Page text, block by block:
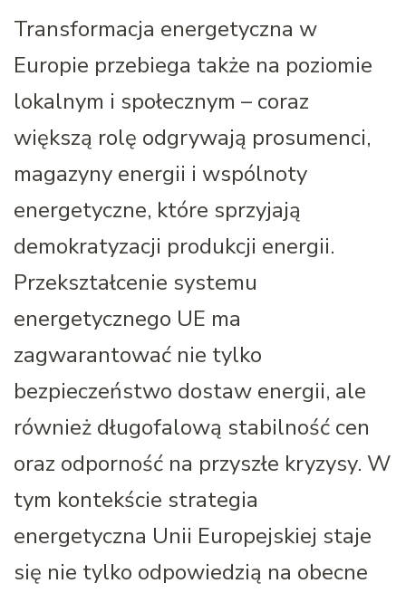
Transformacja energetyczna w
Europie przebiega także na poziomie
lokalnym i społecznym – coraz
większą rolę odgrywają prosumenci,
magazyny energii i wspólnoty
energetyczne, które sprzyjają
demokratyzacji produkcji energii.
Przekształcenie systemu
energetycznego UE ma
zagwarantować nie tylko
bezpieczeństwo dostaw energii, ale
również długofalową stabilność cen
oraz odporność na przyszłe kryzysy. W
tym kontekście strategia
energetyczna Unii Europejskiej staje
się nie tylko odpowiedzią na obecne